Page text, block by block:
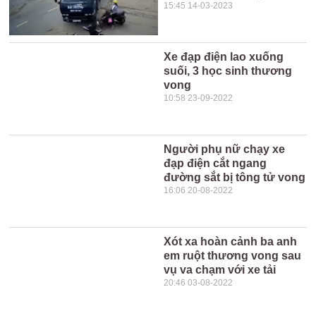
15:45 14-03-2023
Xe đạp điện lao xuống
suối, 3 học sinh thương
vong
10:58 23-09-2022
Người phụ nữ chạy xe
đạp điện cắt ngang
đường sắt bị tông tử vong
16:06 20-08-2022
Xót xa hoàn cảnh ba anh
em ruột thương vong sau
vụ va chạm với xe tải
20:46 03-08-2022